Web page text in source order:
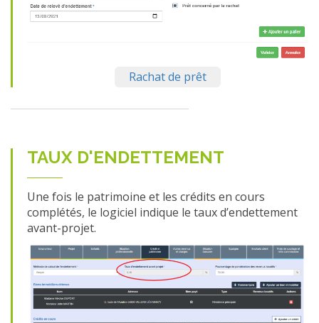
Rachat de prêt
TAUX D'ENDETTEMENT
Une fois le patrimoine et les crédits en cours
complétés, le logiciel indique le taux d’endettement
avant-projet.